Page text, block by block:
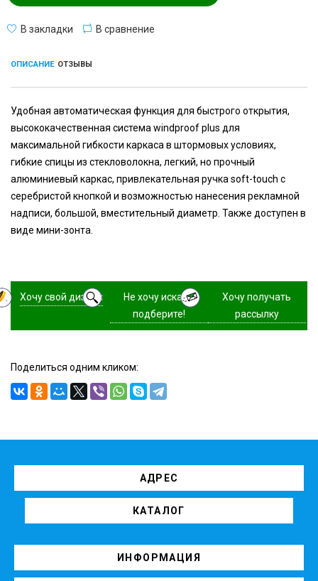
В закладки В сравнение
ОПИСАНИЕ ОТЗЫВЫ
Удобная автоматическая функция для быстрого открытия,
высококачественная система windproof plus для
максимальной гибкости каркаса в штормовых условиях,
гибкие спицы из стекловолокна, легкий, но прочный
алюминиевый каркас, привлекательная ручка soft-touch с
серебристой кнопкой и возможностью нанесения рекламной
надписи, большой, вместительный диаметр. Также доступен в
виде мини-зонта.
Хочу свой дизайн
Не хочу искать,
подберите!
Хочу получать
рассылку
Поделиться одним кликом:
АДРЕС
КАТАЛОГ
ИНФОРМАЦИЯ